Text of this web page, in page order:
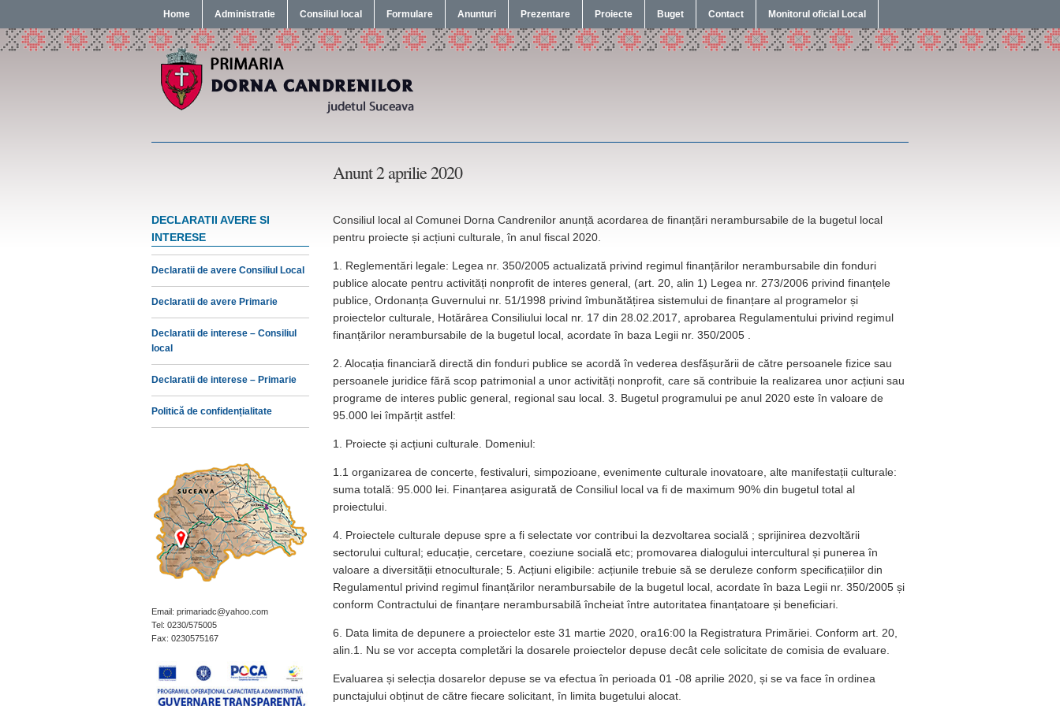
Home Administratie Consiliul local Formulare Anunturi Prezentare Proiecte Buget Contact Monitorul oficial Local
Anunt 2 aprilie 2020
DECLARATII AVERE SI
INTERESE
Declaratii de avere Consiliul Local
Declaratii de avere Primarie
Declaratii de interese – Consiliul
local
Declaratii de interese – Primarie
Politică de confidențialitate
Email: primariadc@yahoo.com
Tel: 0230/575005
Fax: 0230575167
Consiliul local al Comunei Dorna Candrenilor anunță acordarea de finanțări nerambursabile de la bugetul local
pentru proiecte și acțiuni culturale, în anul fiscal 2020.
1. Reglementări legale: Legea nr. 350/2005 actualizată privind regimul finanțărilor nerambursabile din fonduri
publice alocate pentru activități nonprofit de interes general, (art. 20, alin 1) Legea nr. 273/2006 privind finanțele
publice, Ordonanța Guvernului nr. 51/1998 privind îmbunătățirea sistemului de finanțare al programelor și
proiectelor culturale, Hotărârea Consiliului local nr. 17 din 28.02.2017, aprobarea Regulamentului privind regimul
finanțărilor nerambursabile de la bugetul local, acordate în baza Legii nr. 350/2005 .
2. Alocația financiară directă din fonduri publice se acordă în vederea desfășurării de către persoanele fizice sau
persoanele juridice fără scop patrimonial a unor activități nonprofit, care să contribuie la realizarea unor acțiuni sau
programe de interes public general, regional sau local. 3. Bugetul programului pe anul 2020 este în valoare de
95.000 lei împărțit astfel:
1. Proiecte și acțiuni culturale. Domeniul:
1.1 organizarea de concerte, festivaluri, simpozioane, evenimente culturale inovatoare, alte manifestații culturale:
suma totală: 95.000 lei. Finanțarea asigurată de Consiliul local va fi de maximum 90% din bugetul total al
proiectului.
4. Proiectele culturale depuse spre a fi selectate vor contribui la dezvoltarea socială ; sprijinirea dezvoltării
sectorului cultural; educație, cercetare, coeziune socială etc; promovarea dialogului intercultural și punerea în
valoare a diversității etnoculturale; 5. Acțiuni eligibile: acțiunile trebuie să se deruleze conform specificațiilor din
Regulamentul privind regimul finanțărilor nerambursabile de la bugetul local, acordate în baza Legii nr. 350/2005 și
conform Contractului de finanțare nerambursabilă încheiat între autoritatea finanțatoare și beneficiari.
6. Data limita de depunere a proiectelor este 31 martie 2020, ora16:00 la Registratura Primăriei. Conform art. 20,
alin.1. Nu se vor accepta completări la dosarele proiectelor depuse decât cele solicitate de comisia de evaluare.
Evaluarea și selecția dosarelor depuse se va efectua în perioada 01 -08 aprilie 2020, și se va face în ordinea
punctajului obținut de către fiecare solicitant, în limita bugetului alocat.